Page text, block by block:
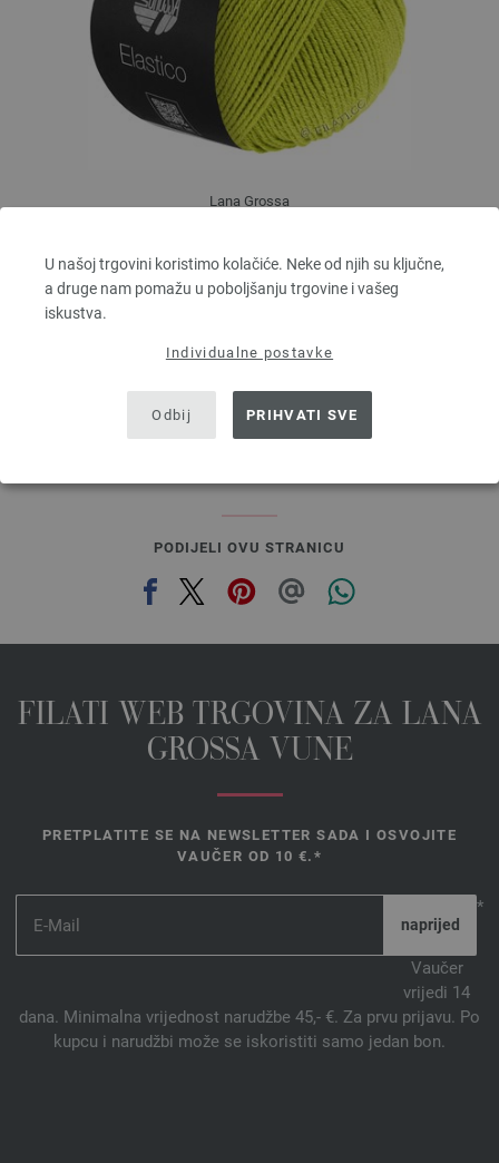
U našoj trgovini koristimo kolačiće. Neke od njih su ključne,
a druge nam pomažu u poboljšanju trgovine i vašeg
iskustva.
Individualne postavke
Odbij PRIHVATI SVE
Lana Grossa
96 % Pamuk, 4 % Polyester (elité)
Dužina: otprilike 160 m / 50 g
Većina igle: 3,5 - 4,5
4,86 $
next
PODIJELI OVU STRANICU
FILATI WEB TRGOVINA ZA LANA
GROSSA VUNE
PRETPLATITE SE NA NEWSLETTER SADA I OSVOJITE
VAUČER OD 10 €.*
*
Vaučer
vrijedi 14
dana. Minimalna vrijednost narudžbe 45,- €. Za prvu prijavu. Po
kupcu i narudžbi može se iskoristiti samo jedan bon.